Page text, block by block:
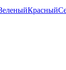
Красный